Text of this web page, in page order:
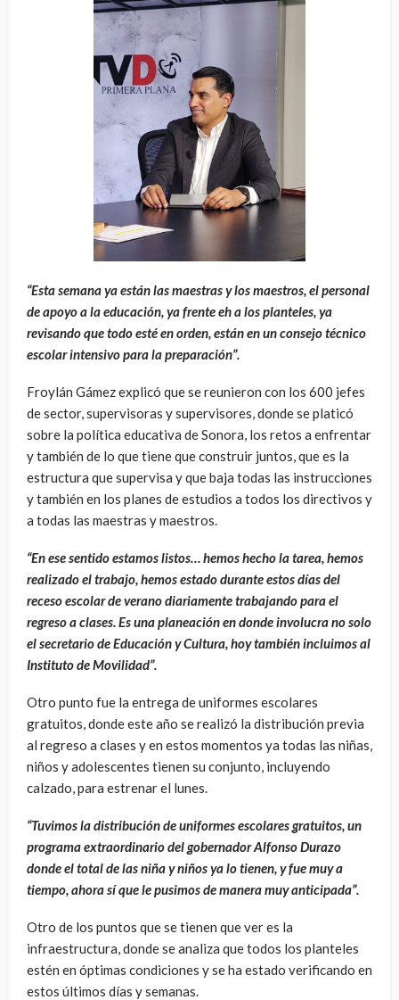
“Esta semana ya están las maestras y los maestros, el personal
de apoyo a la educación, ya frente eh a los planteles, ya
revisando que todo esté en orden, están en un consejo técnico
escolar intensivo para la preparación”.
Froylán Gámez explicó que se reunieron con los 600 jefes
de sector, supervisoras y supervisores, donde se platicó
sobre la política educativa de Sonora, los retos a enfrentar
y también de lo que tiene que construir juntos, que es la
estructura que supervisa y que baja todas las instrucciones
y también en los planes de estudios a todos los directivos y
a todas las maestras y maestros.
“En ese sentido estamos listos… hemos hecho la tarea, hemos
realizado el trabajo, hemos estado durante estos días del
receso escolar de verano diariamente trabajando para el
regreso a clases. Es una planeación en donde involucra no solo
el secretario de Educación y Cultura, hoy también incluimos al
Instituto de Movilidad”.
Otro punto fue la entrega de uniformes escolares
gratuitos, donde este año se realizó la distribución previa
al regreso a clases y en estos momentos ya todas las niñas,
niños y adolescentes tienen su conjunto, incluyendo
calzado, para estrenar el lunes.
“Tuvimos la distribución de uniformes escolares gratuitos, un
programa extraordinario del gobernador Alfonso Durazo
donde el total de las niña y niños ya lo tienen, y fue muy a
tiempo, ahora sí que le pusimos de manera muy anticipada”.
Otro de los puntos que se tienen que ver es la
infraestructura, donde se analiza que todos los planteles
estén en óptimas condiciones y se ha estado verificando en
estos últimos días y semanas.